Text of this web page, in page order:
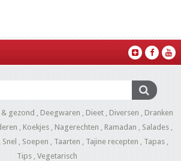
gezond , Deegwaren , Dieet , Diversen , Dranken
, Koekjes , Nagerechten , Ramadan , Salades ,
, Snel , Soepen , Taarten , Tajine recepten , Tapas ,
Tips, Vegetarisch